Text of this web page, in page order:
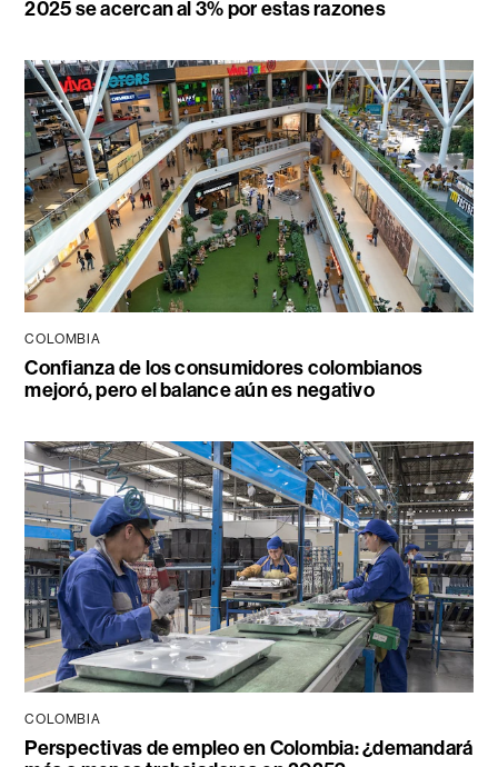
2025 se acercan al 3% por estas razones
COLOMBIA
Confianza de los consumidores colombianos
mejoró, pero el balance aún es negativo
COLOMBIA
Perspectivas de empleo en Colombia: ¿demandará